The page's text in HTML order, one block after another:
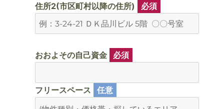
住所2(市区町村以降の住所) 必須
おおよその自己資金 必須
フリースペース 任意